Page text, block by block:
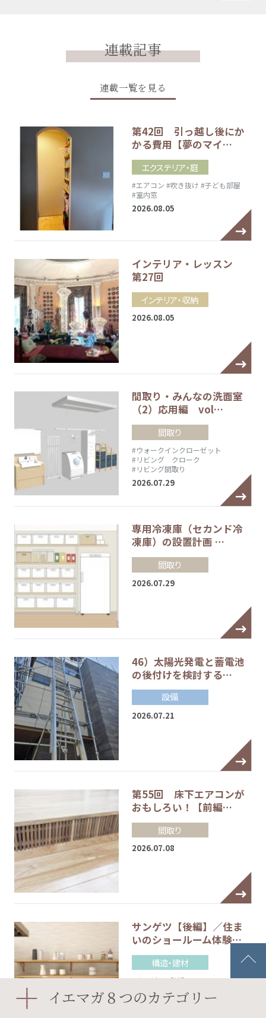
連載記事
連載一覧を見る
第42回 引っ越し後にか
かる費用【夢のマイ…
エクステリア・庭
#エアコン #吹き抜け #子ども部屋
#室内窓
2026.08.05
インテリア・レッスン
第27回
インテリア・収納
2026.08.05
間取り・みんなの洗面室
（2）応用編 vol…
間取り
#ウォークインクローゼット
#リビング クローク
#リビング間取り
2026.07.29
専用冷凍庫（セカンド冷
凍庫）の設置計画 …
間取り
2026.07.29
46）太陽光発電と蓄電池
の後付けを検討する…
設備
2026.07.21
第55回 床下エアコンが
おもしろい！【前編…
間取り
2026.07.08
サンゲツ【後編】／住ま
いのショールーム体験…
構造・建材
#サンゲツ#壁紙
2024.03.13
イエマガ８つのカテゴリー